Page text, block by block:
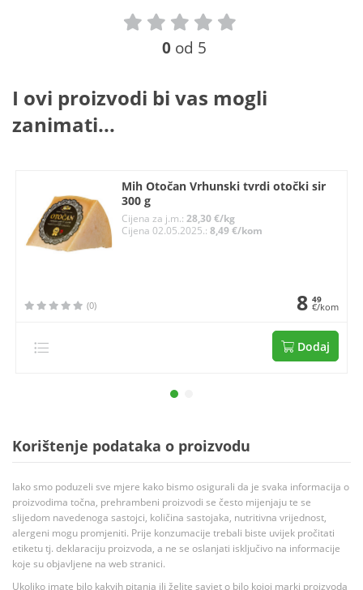
0 od 5
I ovi proizvodi bi vas mogli
zanimati...
Mih Otočan Vrhunski tvrdi otočki sir
300 g
Cijena za j.m.:28,30 €/kg
Cijena 02.05.2025.:8,49 €/kom
(0) 8 49
€/kom
Dodaj
Korištenje podataka o proizvodu
Iako smo poduzeli sve mjere kako bismo osigurali da je svaka informacija o
proizvodima točna, prehrambeni proizvodi se često mijenjaju te se
slijedom navedenoga sastojci, količina sastojaka, nutritivna vrijednost,
alergeni mogu promjeniti. Prije konzumacije trebali biste uvijek pročitati
etiketu tj. deklaraciju proizvoda, a ne se oslanjati isključivo na informacije
koje su objavljene na web stranici.
Ukoliko imate bilo kakvih pitanja ili želite savjet o bilo kojoj marki proizvoda